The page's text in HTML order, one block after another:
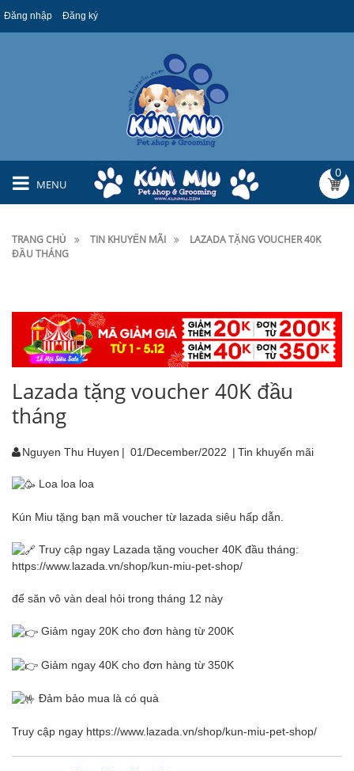
Đăng nhập Đăng ký
MENU
0
TRANG CHỦ TIN KHUYẾN MÃI
LAZADA TẶNG VOUCHER 40K
ĐẦU THÁNG
Lazada tặng voucher 40K đầu
tháng
Nguyen Thu Huyen | 01/December/2022 | Tin khuyến mãi
Loa loa loa
Kún Miu tặng bạn mã voucher từ lazada siêu hấp dẫn.
Truy cập ngay Lazada tặng voucher 40K đầu tháng:
https://www.lazada.vn/shop/kun-miu-pet-shop/
để săn vô vàn deal hỏi trong tháng 12 này
Giảm ngay 20K cho đơn hàng từ 200K
Giảm ngay 40K cho đơn hàng từ 350K
Đảm bảo mua là có quà
Truy cập ngay https://www.lazada.vn/shop/kun-miu-pet-shop/